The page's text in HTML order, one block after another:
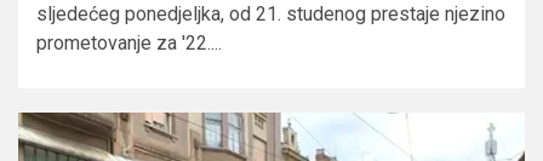
sljedećeg ponedjeljka, od 21. studenog prestaje njezino
prometovanje za '22....